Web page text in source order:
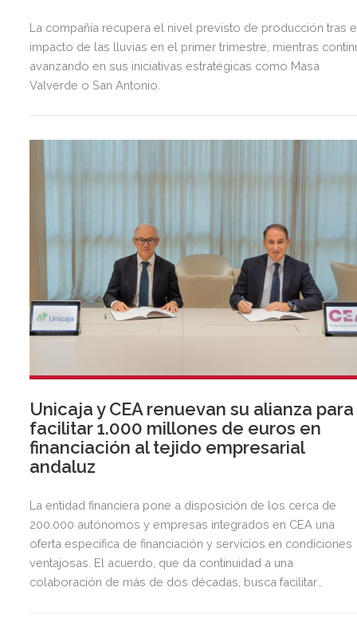
La compañía recupera el nivel previsto de producción tras
impacto de las lluvias en el primer trimestre, mientras
avanzando en sus iniciativas estratégicas como Masa
Valverde o San Antonio.
Unicaja y CEA renuevan su alianza para
facilitar 1.000 millones de euros en
financiación al tejido empresarial
andaluz
La entidad financiera pone a disposición de los cerca de
200.000 autónomos y empresas integrados en CEA una
oferta específica de financiación y servicios en condiciones
ventajosas. El acuerdo, que da continuidad a una
colaboración de más de dos décadas, busca facilitar